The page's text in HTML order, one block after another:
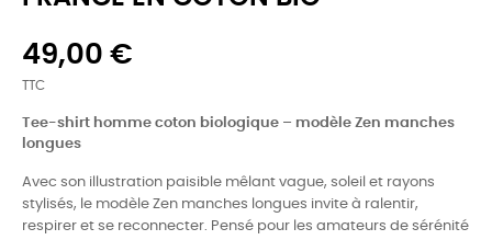
49,00 €
TTC
Tee-shirt homme coton biologique – modèle Zen manches
longues
Avec son illustration paisible mêlant vague, soleil et rayons
stylisés, le modèle Zen manches longues invite à ralentir,
respirer et se reconnecter. Pensé pour les amateurs de sérénité